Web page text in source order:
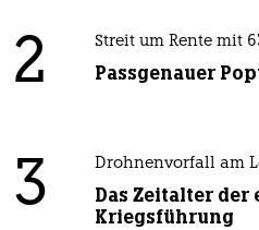
2 Streit um Rente mit
Passgenauer
3 Drohnenvorfall am
Das Zeitalter
Kriegsführung